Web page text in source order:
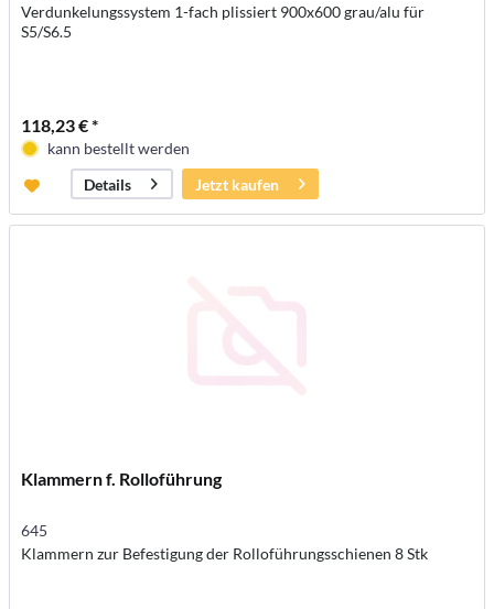
Verdunkelungssystem 1-fach plissiert 900x600 grau/alu für
S5/S6.5
118,23 € *
kann bestellt werden
Details
Jetzt kaufen
Klammern f. Rolloführung
645
Klammern zur Befestigung der Rolloführungsschienen 8 Stk